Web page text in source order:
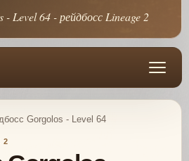
- Level 64 - рейдбосс Lineage 2
Gorgolos - Level 64
2